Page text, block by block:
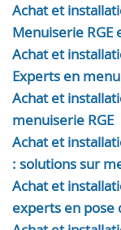
Achat et
Menuiserie
Achat et
Experts en
Achat et
menuiserie RGE
Achat et
: solutions sur
Achat et
experts en pose